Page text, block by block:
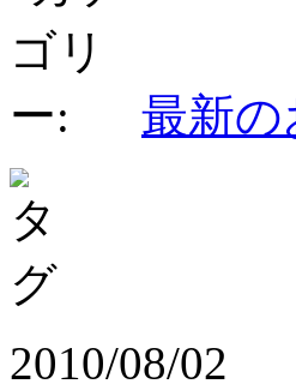
最新の
2010/08/02